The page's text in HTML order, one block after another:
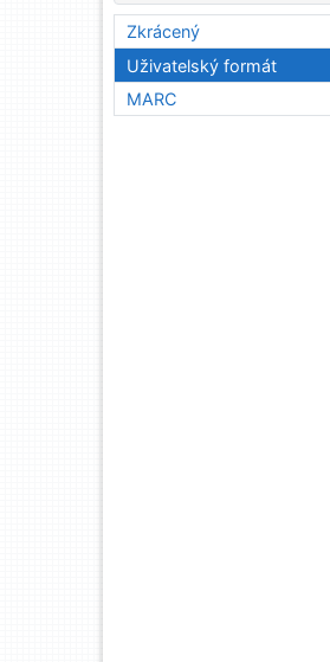
Zkrácený
Uživatelský formát
MARC